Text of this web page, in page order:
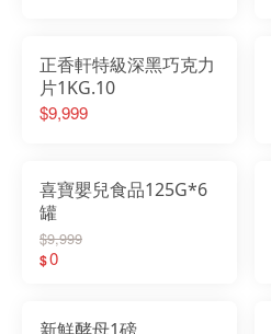
正香軒特級深黑巧克力
片1KG.10
$9,999
喜寶嬰兒食品125G*6
罐
$9,999
$0
新鮮酵母1磅